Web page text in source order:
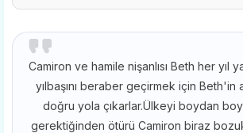
Camiron ve hamile nişanlısı Beth her yıl
yılbaşını beraber geçirmek için Beth'in
doğru yola çıkarlar.Ülkeyi boydan
gerektiğinden ötürü Camiron biraz